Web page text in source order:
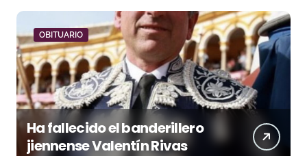
OBITUARIO
Ha fallecido el banderillero
jiennense Valentín Rivas